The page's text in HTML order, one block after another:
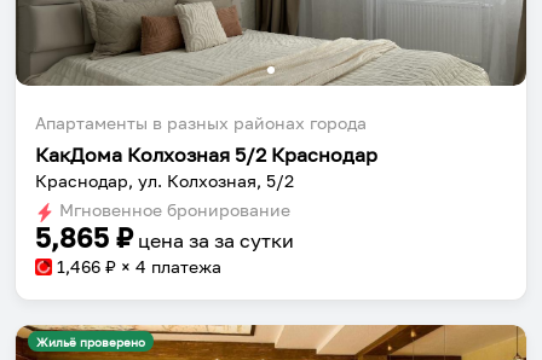
Апартаменты в разных районах города
КакДома Колхозная 5/2 Краснодар
Краснодар, ул. Колхозная, 5/2
Мгновенное бронирование
5,865 ₽ цена за за сутки
1,466 ₽ × 4 платежа
Жильё проверено